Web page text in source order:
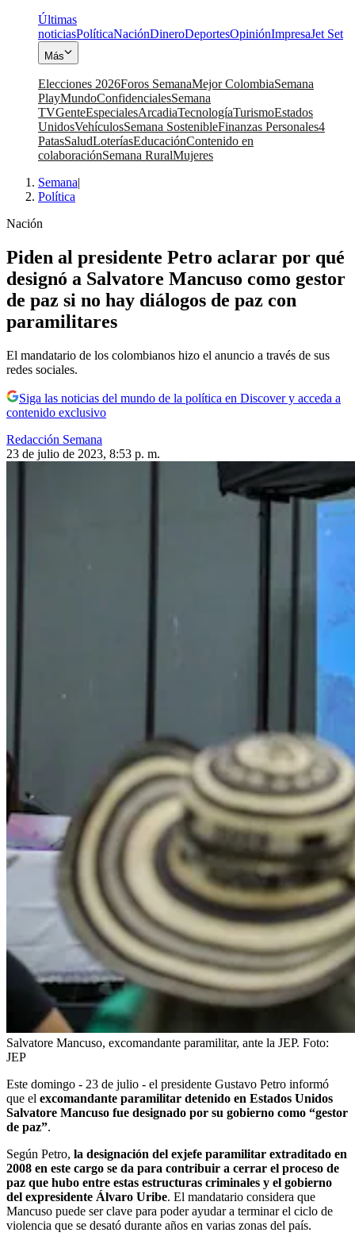
Últimas
noticiasPolíticaNaciónDineroDeportesOpiniónImpresaJet Set
Más
Elecciones 2026Foros SemanaMejor ColombiaSemana
PlayMundoConfidencialesSemana
TVGenteEspecialesArcadiaTecnologíaTurismoEstados
UnidosVehículosSemana SostenibleFinanzas Personales4
PatasSaludLoteríasEducaciónContenido en
colaboraciónSemana RuralMujeres
Semana|
Política
Nación
Piden al presidente Petro aclarar por qué
designó a Salvatore Mancuso como gestor
de paz si no hay diálogos de paz con
paramilitares
El mandatario de los colombianos hizo el anuncio a través de sus
redes sociales.
Siga las noticias del mundo de la política en Discover y acceda a
contenido exclusivo
Redacción Semana
23 de julio de 2023, 8:53 p. m.
Salvatore Mancuso, excomandante paramilitar, ante la JEP. Foto:
JEP
Este domingo - 23 de julio - el presidente Gustavo Petro informó
que el excomandante paramilitar detenido en Estados Unidos
Salvatore Mancuso fue designado por su gobierno como “gestor
de paz”.
Según Petro, la designación del exjefe paramilitar extraditado en
2008 en este cargo se da para contribuir a cerrar el proceso de
paz que hubo entre estas estructuras criminales y el gobierno
del expresidente Álvaro Uribe. El mandatario considera que
Mancuso puede ser clave para poder ayudar a terminar el ciclo de
violencia que se desató durante años en varias zonas del país.